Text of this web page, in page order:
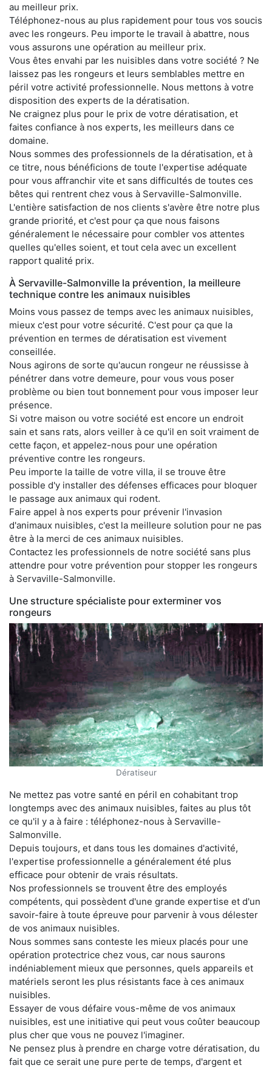
au meilleur prix.
Téléphonez-nous au plus rapidement pour tous vos soucis
avec les rongeurs. Peu importe le travail à abattre, nous
vous assurons une opération au meilleur prix.
Vous êtes envahi par les nuisibles dans votre société ? Ne
laissez pas les rongeurs et leurs semblables mettre en
péril votre activité professionnelle. Nous mettons à votre
disposition des experts de la dératisation.
Ne craignez plus pour le prix de votre dératisation, et
faites confiance à nos experts, les meilleurs dans ce
domaine.
Nous sommes des professionnels de la dératisation, et à
ce titre, nous bénéficions de toute l'expertise adéquate
pour vous affranchir vite et sans difficultés de toutes ces
bêtes qui rentrent chez vous à Servaville-Salmonville.
L'entière satisfaction de nos clients s'avère être notre plus
grande priorité, et c'est pour ça que nous faisons
généralement le nécessaire pour combler vos attentes
quelles qu'elles soient, et tout cela avec un excellent
rapport qualité prix.
À Servaville-Salmonville la prévention, la meilleure
technique contre les animaux nuisibles
Moins vous passez de temps avec les animaux nuisibles,
mieux c'est pour votre sécurité. C'est pour ça que la
prévention en termes de dératisation est vivement
conseillée.
Nous agirons de sorte qu'aucun rongeur ne réussisse à
pénétrer dans votre demeure, pour vous vous poser
problème ou bien tout bonnement pour vous imposer leur
présence.
Si votre maison ou votre société est encore un endroit
sain et sans rats, alors veiller à ce qu'il en soit vraiment de
cette façon, et appelez-nous pour une opération
préventive contre les rongeurs.
Peu importe la taille de votre villa, il se trouve être
possible d'y installer des défenses efficaces pour bloquer
le passage aux animaux qui rodent.
Faire appel à nos experts pour prévenir l'invasion
d'animaux nuisibles, c'est la meilleure solution pour ne pas
être à la merci de ces animaux nuisibles.
Contactez les professionnels de notre société sans plus
attendre pour votre prévention pour stopper les rongeurs
à Servaville-Salmonville.
Une structure spécialiste pour exterminer vos
rongeurs
Dératiseur
Ne mettez pas votre santé en péril en cohabitant trop
longtemps avec des animaux nuisibles, faites au plus tôt
ce qu'il y a à faire : téléphonez-nous à Servaville-
Salmonville.
Depuis toujours, et dans tous les domaines d'activité,
l'expertise professionnelle a généralement été plus
efficace pour obtenir de vrais résultats.
Nos professionnels se trouvent être des employés
compétents, qui possèdent d'une grande expertise et d'un
savoir-faire à toute épreuve pour parvenir à vous délester
de vos animaux nuisibles.
Nous sommes sans conteste les mieux placés pour une
opération protectrice chez vous, car nous saurons
indéniablement mieux que personnes, quels appareils et
matériels seront les plus résistants face à ces animaux
nuisibles.
Essayer de vous défaire vous-même de vos animaux
nuisibles, est une initiative qui peut vous coûter beaucoup
plus cher que vous ne pouvez l'imaginer.
Ne pensez plus à prendre en charge votre dératisation, du
fait que ce serait une pure perte de temps, d'argent et